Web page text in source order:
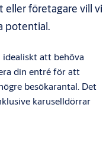
eller företagare vill vi
potential.
att behöva
din entré för att
besökarantal. Det
karuselldörrar